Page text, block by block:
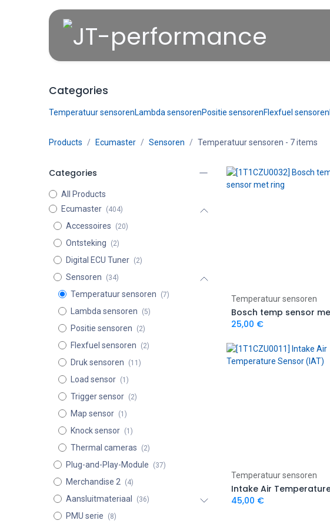
Categories
Temperatuur sensorenLambda sensorenPositie sensorenFlexfuel sensoren
Products Ecumaster Sensoren Temperatuur sensoren - 7 items
Categories
All Products
Ecumaster
(404)
Accessoires (20)
Ontsteking (2)
Digital ECU Tuner (2)
Sensoren (34)
Temperatuur sensoren (7)
Lambda sensoren (5)
Positie sensoren (2)
Flexfuel sensoren (2)
Druk sensoren (11)
Load sensor (1)
Trigger sensor (2)
Map sensor (1)
Knock sensor (1)
Thermal cameras (2)
Plug-and-Play-Module (37)
Merchandise 2 (4)
Aansluitmateriaal (36)
PMU serie (8)
Add to Cart
Temperatuur sensoren
25,00 €
Add to Cart
Temperatuur sensoren
45,00 €